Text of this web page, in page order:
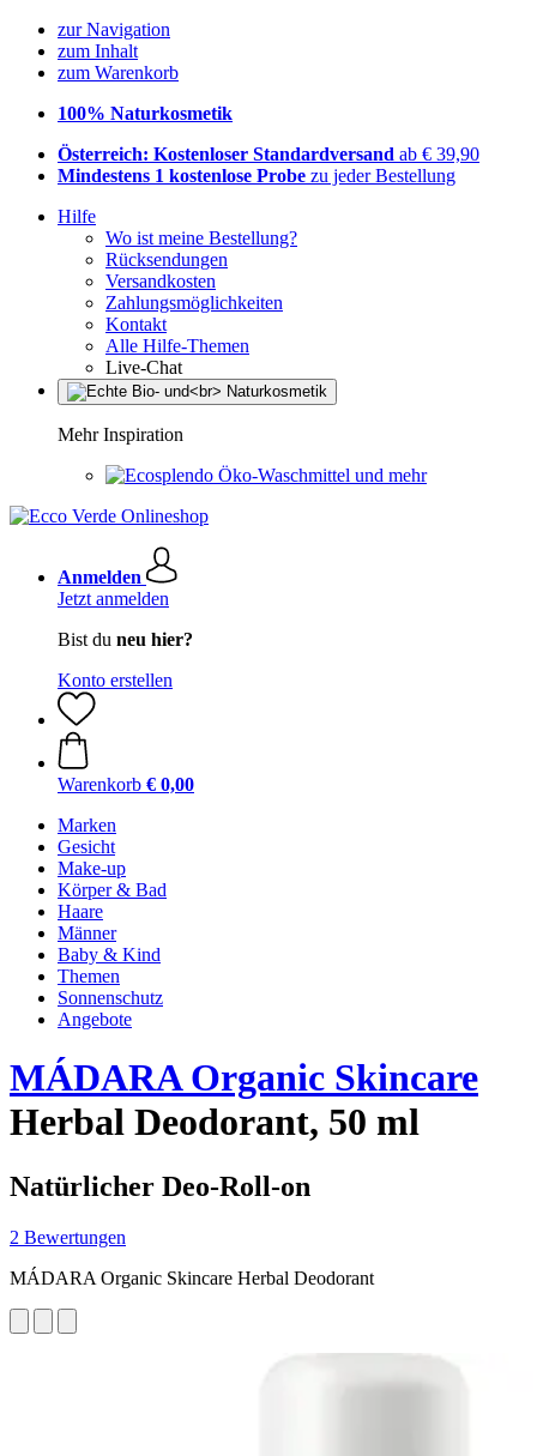
zur Navigation
zum Inhalt
zum Warenkorb
100% Naturkosmetik
Österreich: Kostenloser Standardversand ab € 39,90
Mindestens 1 kostenlose Probe zu jeder Bestellung
Hilfe
Wo ist meine Bestellung?
Rücksendungen
Versandkosten
Zahlungsmöglichkeiten
Kontakt
Alle Hilfe-Themen
Live-Chat
Mehr Inspiration
Öko-Waschmittel und mehr
Anmelden
Jetzt anmelden
Bist du neu hier?
Konto erstellen
Warenkorb € 0,00
Marken
Gesicht
Make-up
Körper & Bad
Haare
Männer
Baby & Kind
Themen
Sonnenschutz
Angebote
MÁDARA Organic Skincare
Herbal Deodorant, 50 ml
Natürlicher Deo-Roll-on
2 Bewertungen
MÁDARA Organic Skincare Herbal Deodorant